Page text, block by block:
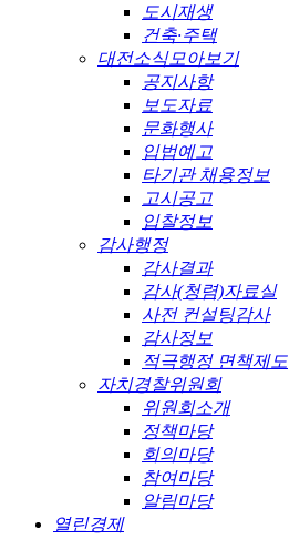
도시재생
건축·주택
대전소식모아보기
공지사항
보도자료
문화행사
입법예고
타기관 채용정보
고시공고
입찰정보
감사행정
감사결과
감사(청렴)자료실
사전 컨설팅감사
감사정보
적극행정 면책제도
자치경찰위원회
위원회소개
정책마당
회의마당
참여마당
알림마당
열린경제